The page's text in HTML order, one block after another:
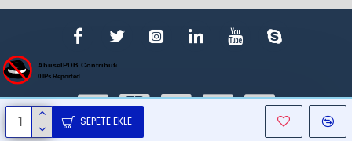
SEPETE EKLE
© 1970, Nursan, Bütün Hakları Saklıdır. Design By Gemlik Web